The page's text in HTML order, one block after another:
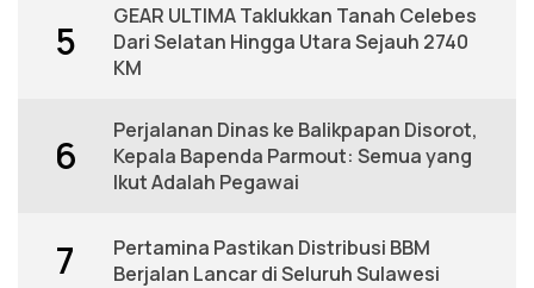
5
GEAR ULTIMA Taklukkan Tanah Celebes
Dari Selatan Hingga Utara Sejauh 2740
KM
6
Perjalanan Dinas ke Balikpapan Disorot,
Kepala Bapenda Parmout: Semua yang
Ikut Adalah Pegawai
7
Pertamina Pastikan Distribusi BBM
Berjalan Lancar di Seluruh Sulawesi